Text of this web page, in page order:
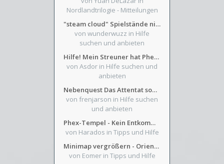
Nordlandtrilogie - Mitteilungen
"steam cloud" Spielstände nicht verfügbar
von wunderwuzz in Hilfe
suchen und anbieten
Hilfe! Mein Streuner hat Phexens Gunst verloren...
von Asdor in Hilfe suchen und
anbieten
Nebenquest Das Attentat sowie Beilunker Reiter und zwei kleine Ausrüstungsfragen
von frenjarson in Hilfe suchen
und anbieten
Phex-Tempel - Kein Entkommen aus Weinkeller/Bibliothek Trakt
von Harados in Tipps und Hilfe
Minimap vergrößern - Orientierung in Blutzinnen
von Eomer in Tipps und Hilfe